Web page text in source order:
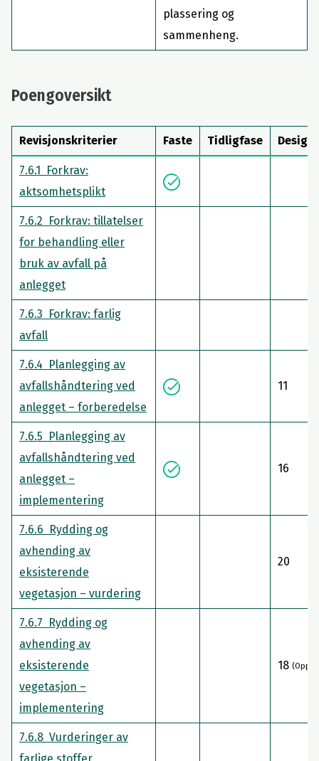
plassering og
sammenheng.
Poengoversikt
Revisjonskriterier Faste Tidligfase
7.6.1 Forkrav:
aktsomhetsplikt
7.6.2 Forkrav: tillatelser
for behandling eller
bruk av avfall på
anlegget
7.6.3 Forkrav: farlig
avfall
7.6.4 Planlegging av
avfallshåndtering ved
anlegget – forberedelse
11
7.6.5 Planlegging av
avfallshåndtering ved
anlegget –
implementering
16
7.6.6 Rydding og
avhending av
eksisterende
vegetasjon – vurdering
20
7.6.7 Rydding og
avhending av
eksisterende
vegetasjon –
implementering
18 (Opp
7.6.8 Vurderinger av